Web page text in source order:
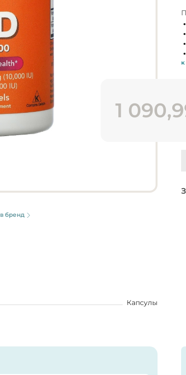
бренд
1
Капсулы